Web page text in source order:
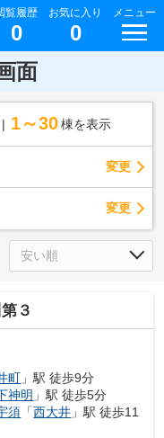
覧履歴
0
お気に入り
0
メニュー
面
1～30 棟を表示
変更
変更
３
町 」駅 徒歩9分
神明 」駅 徒歩5分
須 「西大井 」駅 徒歩11